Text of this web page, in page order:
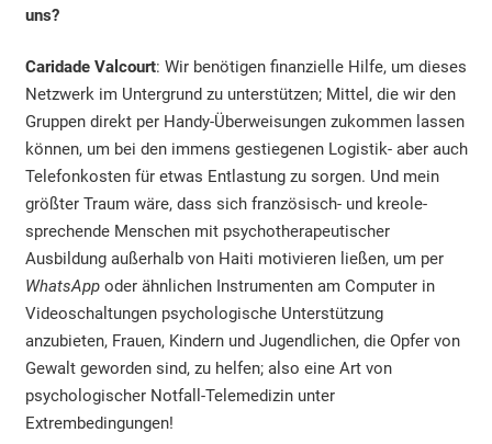
uns?
Caridade Valcourt: Wir benötigen finanzielle Hilfe, um dieses
Netzwerk im Untergrund zu unterstützen; Mittel, die wir den
Gruppen direkt per Handy-Überweisungen zukommen lassen
können, um bei den immens gestiegenen Logistik- aber auch
Telefonkosten für etwas Entlastung zu sorgen. Und mein
größter Traum wäre, dass sich französisch- und kreole-
sprechende Menschen mit psychotherapeutischer
Ausbildung außerhalb von Haiti motivieren ließen, um per
WhatsAppoder ähnlichen Instrumenten am Computer in
Videoschaltungen psychologische Unterstützung
anzubieten, Frauen, Kindern und Jugendlichen, die Opfer von
Gewalt geworden sind, zu helfen; also eine Art von
psychologischer Notfall-Telemedizin unter
Extrembedingungen!